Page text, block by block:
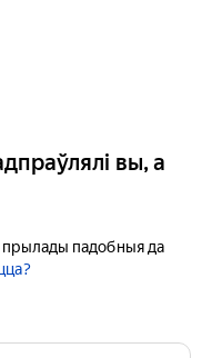
вы, а
прылады падобныя да